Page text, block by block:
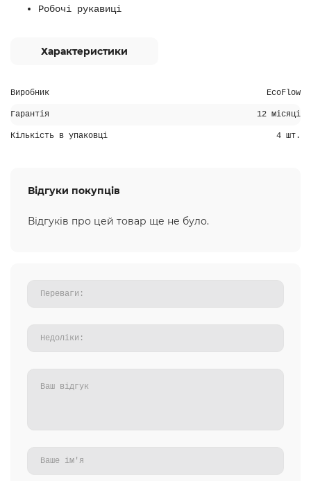
Робочі рукавиці
Характеристики
Виробник EcoFlow
Гарантія 12 місяці
Кількість в упаковці 4 шт.
Відгуки покупців
Відгуків про цей товар ще не було.